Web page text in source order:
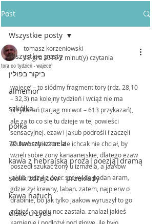
Post
Wszystkie posty
ביקור בפולין
almemor
szkółka
półka
70 twarzy izraela
kawa z hebrajską prozą|poezją|dramą
stolik zdrajców - przekłady
kawa hafuch
disko u żyda
Wszystkie posty
tora co tydzień - wajece'
tomasz korzeniowski
13 gru 20192 minut(y) czytania
wajece’ – to siódmy fragment tory (rdz. 28,10
– 32,3) na kolejny tydzień i wciąż nie ma
przykazań (tarjag micwot – 613 przykazań),
ale za to co się tu dzieje w tej powieści
sensacyjnej. ezaw i jakub podrośli i zaczęli
szukać sobie żon. ale ichcak nie chciał, by
wzięli sobie żony kanaanejskie, dlatego ezaw
poszedł szukać żony u izmaela, a jaakow
jakub ruszył z beer szewy do padan aram,
gdzie żył krewny, laban. zatem, najpierw o
drabinie, bo jak tylko jaakow wyruszył to go
gdzieś na polu noc zastała. znalazł jakieś